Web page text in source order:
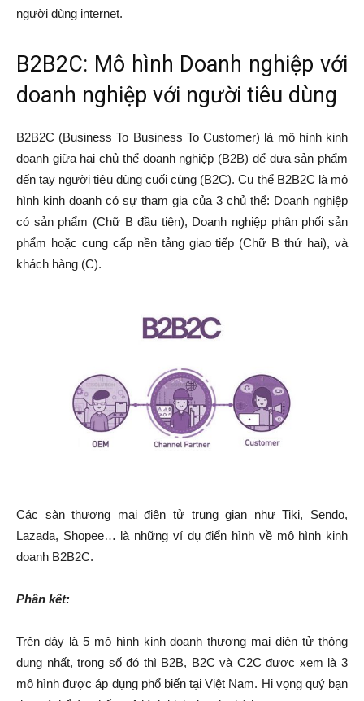
người dùng internet.
B2B2C: Mô hình Doanh nghiệp với
doanh nghiệp với người tiêu dùng
B2B2C (Business To Business To Customer) là mô hình kinh
doanh giữa hai chủ thể doanh nghiệp (B2B) để đưa sản phẩm
đến tay người tiêu dùng cuối cùng (B2C). Cụ thể B2B2C là mô
hình kinh doanh có sự tham gia của 3 chủ thể: Doanh nghiệp
có sản phẩm (Chữ B đầu tiên), Doanh nghiệp phân phối sản
phẩm hoặc cung cấp nền tảng giao tiếp (Chữ B thứ hai), và
khách hàng (C).
Các sàn thương mại điện tử trung gian như Tiki, Sendo,
Lazada, Shopee… là những ví dụ điển hình về mô hình kinh
doanh B2B2C.
Phần kết:
Trên đây là 5 mô hình kinh doanh thương mại điện tử thông
dụng nhất, trong số đó thì B2B, B2C và C2C được xem là 3
mô hình được áp dụng phổ biến tại Việt Nam. Hi vọng quý bạn